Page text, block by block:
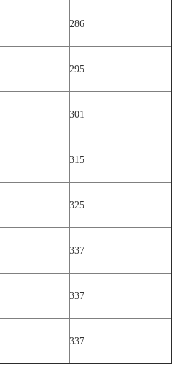
286
295
301
315
325
337
337
337